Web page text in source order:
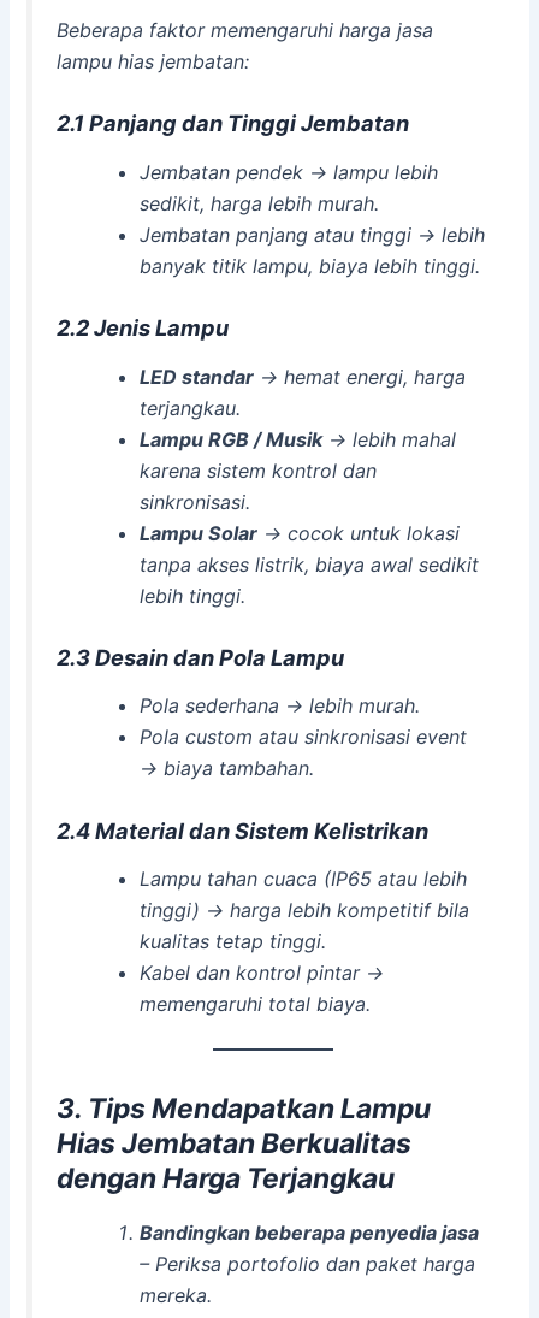
Beberapa faktor memengaruhi harga jasa
lampu hias jembatan:
2.1 Panjang dan Tinggi Jembatan
Jembatan pendek → lampu lebih
sedikit, harga lebih murah.
Jembatan panjang atau tinggi → lebih
banyak titik lampu, biaya lebih tinggi.
2.2 Jenis Lampu
LED standar→ hemat energi, harga
terjangkau.
Lampu RGB / Musik→ lebih mahal
karena sistem kontrol dan
sinkronisasi.
Lampu Solar→ cocok untuk lokasi
tanpa akses listrik, biaya awal sedikit
lebih tinggi.
2.3 Desain dan Pola Lampu
Pola sederhana → lebih murah.
Pola custom atau sinkronisasi event
→ biaya tambahan.
2.4 Material dan Sistem Kelistrikan
Lampu tahan cuaca (IP65 atau lebih
tinggi) → harga lebih kompetitif bila
kualitas tetap tinggi.
Kabel dan kontrol pintar →
memengaruhi total biaya.
3. Tips Mendapatkan Lampu
Hias Jembatan Berkualitas
dengan Harga Terjangkau
Bandingkan beberapa penyedia jasa
– Periksa portofolio dan paket harga
mereka.